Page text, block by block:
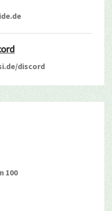
discord
100